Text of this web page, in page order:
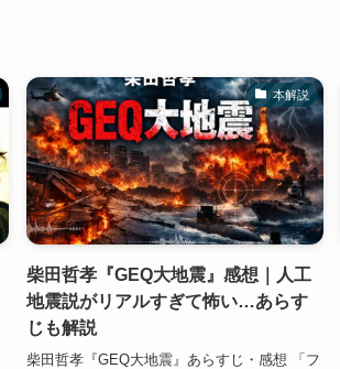
本解説
柴田哲孝『GEQ大地震』感想｜人工
地震説がリアルすぎて怖い…あらす
じも解説
柴田哲孝『GEQ大地震』あらすじ・感想 「フ